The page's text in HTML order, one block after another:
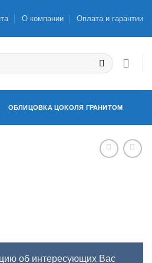
О компании Оплата и гарантии
ОБЛИЦОВКА ЦОКОЛЯ ГРАНИТОМ
об интересующих Вас